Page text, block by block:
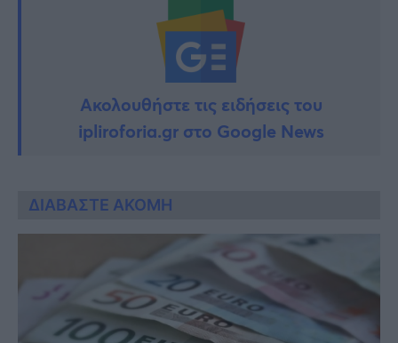
Ακολουθήστε τις ειδήσεις του
ipliroforia.gr στο Google News
ΔΙΑΒΑΣΤΕ ΑΚΟΜΗ